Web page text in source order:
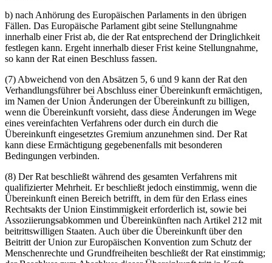
b) nach Anhörung des Europäischen Parlaments in den übrigen
Fällen. Das Europäische Parlament gibt seine Stellungnahme
innerhalb einer Frist ab, die der Rat entsprechend der Dringlichkeit
festlegen kann. Ergeht innerhalb dieser Frist keine Stellungnahme,
so kann der Rat einen Beschluss fassen.
(7) Abweichend von den Absätzen 5, 6 und 9 kann der Rat den
Verhandlungsführer bei Abschluss einer Übereinkunft ermächtigen,
im Namen der Union Änderungen der Übereinkunft zu billigen,
wenn die Übereinkunft vorsieht, dass diese Änderungen im Wege
eines vereinfachten Verfahrens oder durch ein durch die
Übereinkunft eingesetztes Gremium anzunehmen sind. Der Rat
kann diese Ermächtigung gegebenenfalls mit besonderen
Bedingungen verbinden.
(8) Der Rat beschließt während des gesamten Verfahrens mit
qualifizierter Mehrheit. Er beschließt jedoch einstimmig, wenn die
Übereinkunft einen Bereich betrifft, in dem für den Erlass eines
Rechtsakts der Union Einstimmigkeit erforderlich ist, sowie bei
Assoziierungsabkommen und Übereinkünften nach Artikel 212 mit
beitrittswilligen Staaten. Auch über die Übereinkunft über den
Beitritt der Union zur Europäischen Konvention zum Schutz der
Menschenrechte und Grundfreiheiten beschließt der Rat einstimmig;